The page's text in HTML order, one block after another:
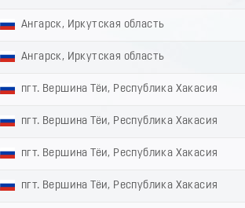
Ангарск, Иркутская область
Ангарск, Иркутская область
пгт. Вершина Тёи, Республика Хакасия
пгт. Вершина Тёи, Республика Хакасия
пгт. Вершина Тёи, Республика Хакасия
пгт. Вершина Тёи, Республика Хакасия